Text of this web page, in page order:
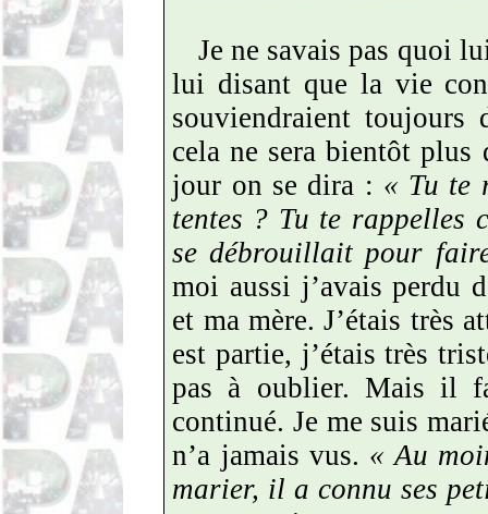
Je ne savais pas quoi
lui disant que la vie
souviendraient
cela ne sera bientôt plus
jour on se dira : « Tu te
tentes ? Tu te rappelles
se débrouillait pour
moi aussi j’avais perdu
et ma mère. J’étais très
est partie, j’étais très
pas à oublier. Mais il
continué. Je me suis
n’a jamais vus. « Au
marier, il a connu ses